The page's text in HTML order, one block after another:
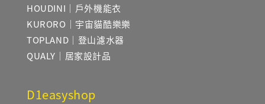
HOUDINI｜戶外機能衣
KURORO｜宇宙貓酷樂樂
TOPLAND｜登山濾水器
QUALY｜居家設計品
D1easyshop